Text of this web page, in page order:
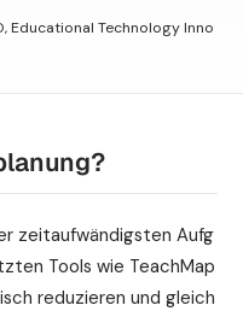
Educational Technology Inno
zeitaufwändigsten Aufg
Tools wie TeachMap
reduzieren und gleich